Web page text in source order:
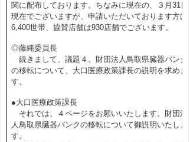
関に配布しております。ちなみに現在の、３月31日
現在でございますが、申請いただいております方は
6,400世帯、協賛店舗は930店舗でございます。
◎藤縄委員長
続きまして、議題４、財団法人鳥取県臓器バンク
の移転について、大口医療政策課長の説明を求めま
す。
●大口医療政策課長
それでは、４ページをお願いいたします。財団法
人鳥取県臓器バンクの移転について御説明いたしま
す。